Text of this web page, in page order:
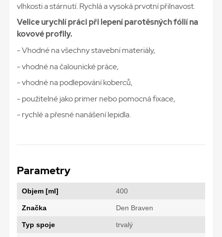
vlhkosti a stárnutí. Rychlá a vysoká prvotní přilnavost.
Velice urychlí práci při lepení parotěsných fólií na
kovové profily.
- Vhodné na všechny stavební materiály,
- vhodné na čalounické práce,
- vhodné na podlepování koberců,
- použitelné jako primer nebo pomocná fixace,
- rychlé a přesné nanášení lepidla.
Parametry
Objem [ml] 400
Značka Den Braven
Typ spoje trvalý